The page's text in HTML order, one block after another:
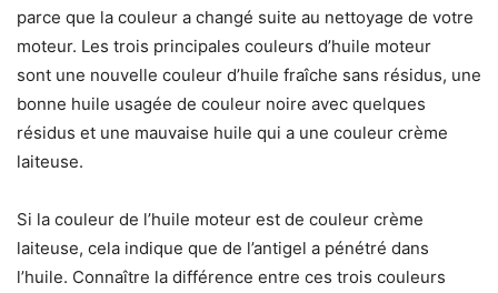
parce que la couleur a changé suite au nettoyage de votre
moteur. Les trois principales couleurs d’huile moteur
sont une nouvelle couleur d’huile fraîche sans résidus, une
bonne huile usagée de couleur noire avec quelques
résidus et une mauvaise huile qui a une couleur crème
laiteuse.
Si la couleur de l’huile moteur est de couleur crème
laiteuse, cela indique que de l’antigel a pénétré dans
l’huile. Connaître la différence entre ces trois couleurs